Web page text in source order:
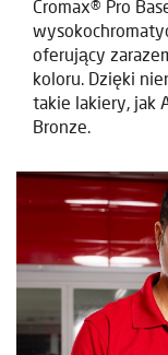
Cromax® Pro
oferujący
koloru. Dzięki
takie lakiery, jak
Bronze.